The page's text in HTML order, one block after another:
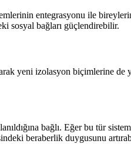
entegrasyonu ile
sosyal bağları güçlendirebilir.
yeni izolasyon biçimlerine
bağlı. Eğer bu tür
beraberlik duygusunu